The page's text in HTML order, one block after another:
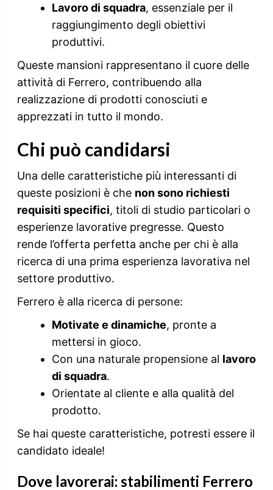
Lavoro di squadra, essenziale per il
raggiungimento degli obiettivi
produttivi.
Queste mansioni rappresentano il cuore delle
attività di Ferrero, contribuendo alla
realizzazione di prodotti conosciuti e
apprezzati in tutto il mondo.
Chi può candidarsi
Una delle caratteristiche più interessanti di
queste posizioni è che non sono richiesti
requisiti specifici, titoli di studio particolari o
esperienze lavorative pregresse. Questo
rende l’offerta perfetta anche per chi è alla
ricerca di una prima esperienza lavorativa nel
settore produttivo.
Ferrero è alla ricerca di persone:
Motivate e dinamiche, pronte a
mettersi in gioco.
Con una naturale propensione al lavoro
di squadra.
Orientate al cliente e alla qualità del
prodotto.
Se hai queste caratteristiche, potresti essere il
candidato ideale!
Dove lavorerai: stabilimenti Ferrero